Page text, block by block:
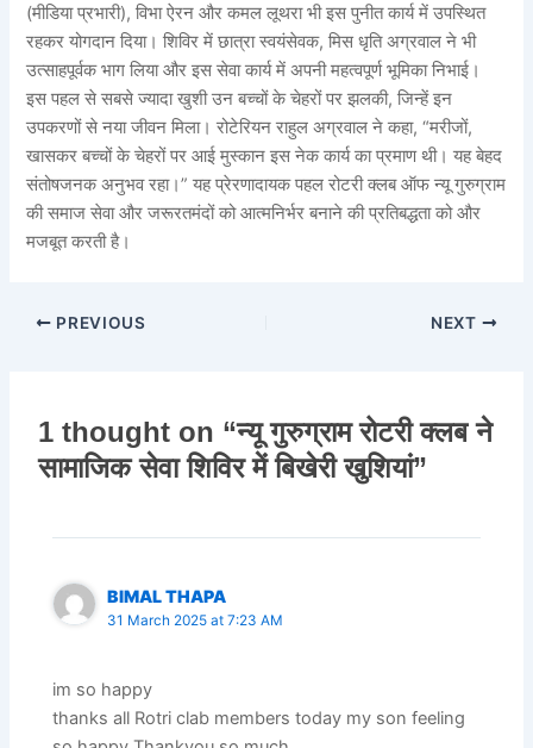
(मीडिया प्रभारी), विभा ऐरन और कमल लूथरा भी इस पुनीत कार्य में उपस्थित
रहकर योगदान दिया। शिविर में छात्रा स्वयंसेवक, मिस धृति अग्रवाल ने भी
उत्साहपूर्वक भाग लिया और इस सेवा कार्य में अपनी महत्वपूर्ण भूमिका निभाई।
इस पहल से सबसे ज्यादा खुशी उन बच्चों के चेहरों पर झलकी, जिन्हें इन
उपकरणों से नया जीवन मिला। रोटेरियन राहुल अग्रवाल ने कहा, “मरीजों,
खासकर बच्चों के चेहरों पर आई मुस्कान इस नेक कार्य का प्रमाण थी। यह बेहद
संतोषजनक अनुभव रहा।” यह प्रेरणादायक पहल रोटरी क्लब ऑफ न्यू गुरुग्राम
की समाज सेवा और जरूरतमंदों को आत्मनिर्भर बनाने की प्रतिबद्धता को और
मजबूत करती है।
PREVIOUS NEXT
1 thought on “न्यू गुरुग्राम रोटरी क्लब ने
सामाजिक सेवा शिविर में बिखेरी खुशियां”
BIMAL THAPA
31 March 2025 at 7:23 AM
im so happy
thanks all Rotri clab members today my son feeling